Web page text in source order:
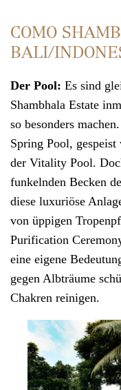
COMO
BALI/
Der Pool: Es sind
Shambhala Estate
so besonders
Spring Pool,
der Vitality Pool.
funkelnden Becken
diese luxuriöse
von üppigen
Purification
eine eigene
gegen Albträume
Chakren reinigen.